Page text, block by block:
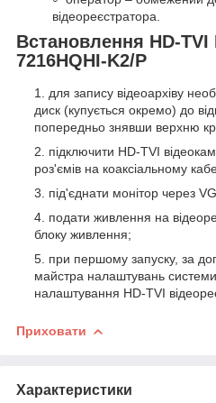
відеореєстратора.
Встановлення HD-
7216HQHI-K2/P
для запису відеоархіву
диск (купується окремо) до
попередньо знявши верхню
підключити HD-TVI
роз'ємів на коаксіальному
під'єднати монітор через
подати живлення на
блоку живлення;
при першому запуску, за
майстра налаштувань
налаштування HD-TVI
Приховати
Характеристики